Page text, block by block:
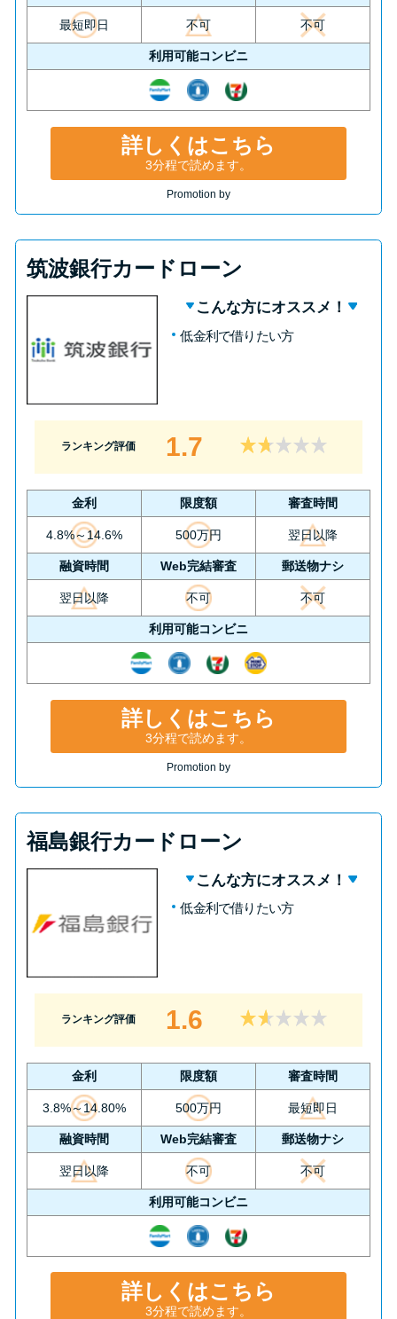
最短即日 不可 不可
利用可能コンビニ
詳しくはこちら
3分程で読めます。
Promotion by
筑波銀行カードローン
こんな方にオススメ！
低金利で借りたい方
ランキング評価 1.7
金利 限度額 審査時間
4.8%～14.6% 500万円 翌日以降
融資時間 Web完結審査 郵送物ナシ
翌日以降 不可 不可
利用可能コンビニ
詳しくはこちら
3分程で読めます。
Promotion by
福島銀行カードローン
こんな方にオススメ！
低金利で借りたい方
ランキング評価 1.6
金利 限度額 審査時間
3.8%～14.80% 500万円 最短即日
融資時間 Web完結審査 郵送物ナシ
翌日以降 不可 不可
利用可能コンビニ
詳しくはこちら
3分程で読めます。